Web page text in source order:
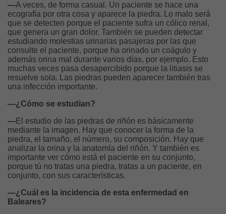
—A veces, de forma casual. Un paciente se hace una
ecografía por otra cosa y aparece la piedra. Lo malo será
que se detecten porque el paciente sufra un cólico renal,
que genera un gran dolor. También se pueden detectar
estudiando molestias urinarias pasajeras por las que
consulte el paciente, porque ha orinado un coágulo y
además orina mal durante varios días, por ejemplo. Esto
muchas veces pasa desapercibido porque la litiasis se
resuelve sola. Las piedras pueden aparecer también tras
una infección importante.
—¿Cómo se estudian?
—El estudio de las piedras de riñón es básicamente
mediante la imagen. Hay que conocer la forma de la
piedra, el tamaño, el número, su composición. Hay que
analizar la orina y la anatomía del riñón. Y también es
importante ver cómo está el paciente en su conjunto,
porque tú no tratas una piedra, tratas a un paciente, en
conjunto, con sus características.
—¿Cuál es la incidencia de esta enfermedad en
Baleares?